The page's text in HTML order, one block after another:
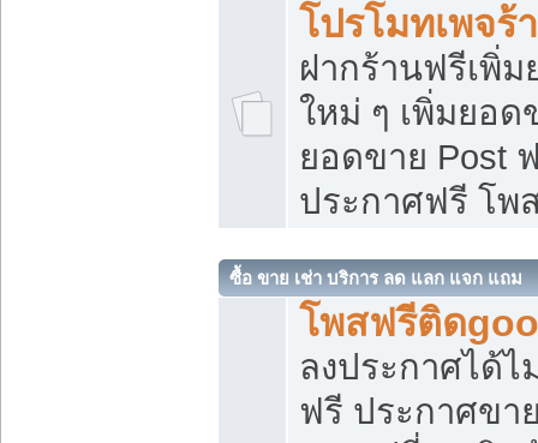
โปรโมทเพจร้
ฝากร้านฟรีเพิ่
ใหม่ ๆ เพิ่มยอด
ยอดขาย Post
ประกาศฟรี โพ
ซื้อ ขาย เช่า บริการ ลด แลก แจก แถม
โพสฟรีติด
ลงประกาศได้
ฟรี ประกาศข